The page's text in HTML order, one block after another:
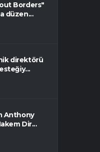
Borders"
düzen...
direktörü
Anthony
Dir...